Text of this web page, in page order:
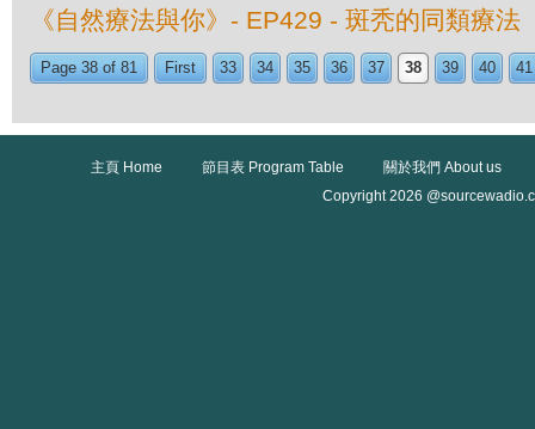
《自然療法與你》- EP429 - 斑秃的同類療法
Page 38 of 81 First 33 34 35 36 37 38 39 40 41
主頁 Home 節目表 Program Table
關於我們 About us
Copyright 2026